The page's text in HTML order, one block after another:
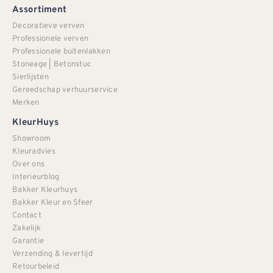
Assortiment
Decoratieve verven
Professionele verven
Professionele buitenlakken
Stoneage | Betonstuc
Sierlijsten
Gereedschap verhuurservice
Merken
KleurHuys
Showroom
Kleuradvies
Over ons
Interieurblog
Bakker Kleurhuys
Bakker Kleur en Sfeer
Contact
Zakelijk
Garantie
Verzending & levertijd
Retourbeleid